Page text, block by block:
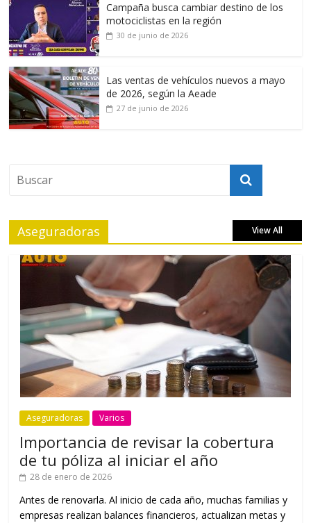
Campaña busca cambiar destino de los
motociclistas en la región
30 de junio de 2026
Las ventas de vehículos nuevos a mayo
de 2026, según la Aeade
27 de junio de 2026
Aseguradoras View All
Aseguradoras Varios
Importancia de revisar la cobertura
de tu póliza al iniciar el año
28 de enero de 2026
Antes de renovarla. Al inicio de cada año, muchas familias y
empresas realizan balances financieros, actualizan metas y